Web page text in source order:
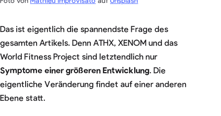
Das ist eigentlich die spannendste Frage des
gesamten Artikels. Denn ATHX, XENOM und das
World Fitness Project sind letztendlich nur
Symptome einer größeren Entwicklung. Die
eigentliche Veränderung findet auf einer anderen
Ebene statt.